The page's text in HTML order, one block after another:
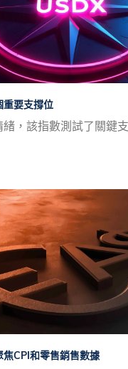
重要支撐位
，該指數測試了關鍵
CPI和零售銷售數據